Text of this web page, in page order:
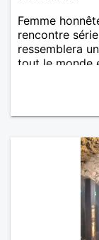
Femme
rencontre
ressemblera
tout le monde
relation sur